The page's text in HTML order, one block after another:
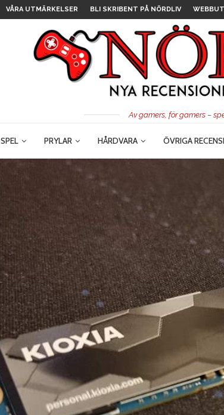
VÅRA UTMÄRKELSER BLI SKRIBENT PÅ NÖRDLIV
Av gamers, för gamers –
SPEL PRYLAR HÅRDVARA ÖVRIGA